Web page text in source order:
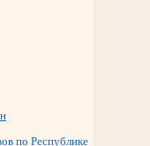
по Республике